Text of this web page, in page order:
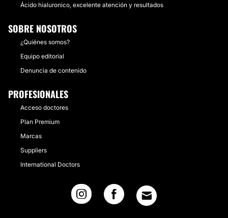
Ácido hialuronico, excelente atención y resultados
SOBRE NOSOTROS
¿Quiénes somos?
Equipo editorial
Denuncia de contenido
PROFESIONALES
Acceso doctores
Plan Premium
Marcas
Suppliers
International Doctors